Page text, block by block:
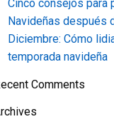
Cinco consejos para
Navideñas después
Diciembre: Cómo
temporada navideña
Comments